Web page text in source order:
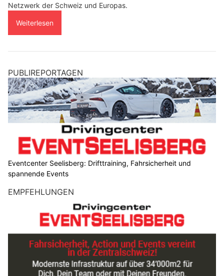
Netzwerk der Schweiz und Europas.
Weiterlesen
PUBLIREPORTAGEN
Eventcenter Seelisberg: Drifttraining, Fahrsicherheit und
spannende Events
EMPFEHLUNGEN